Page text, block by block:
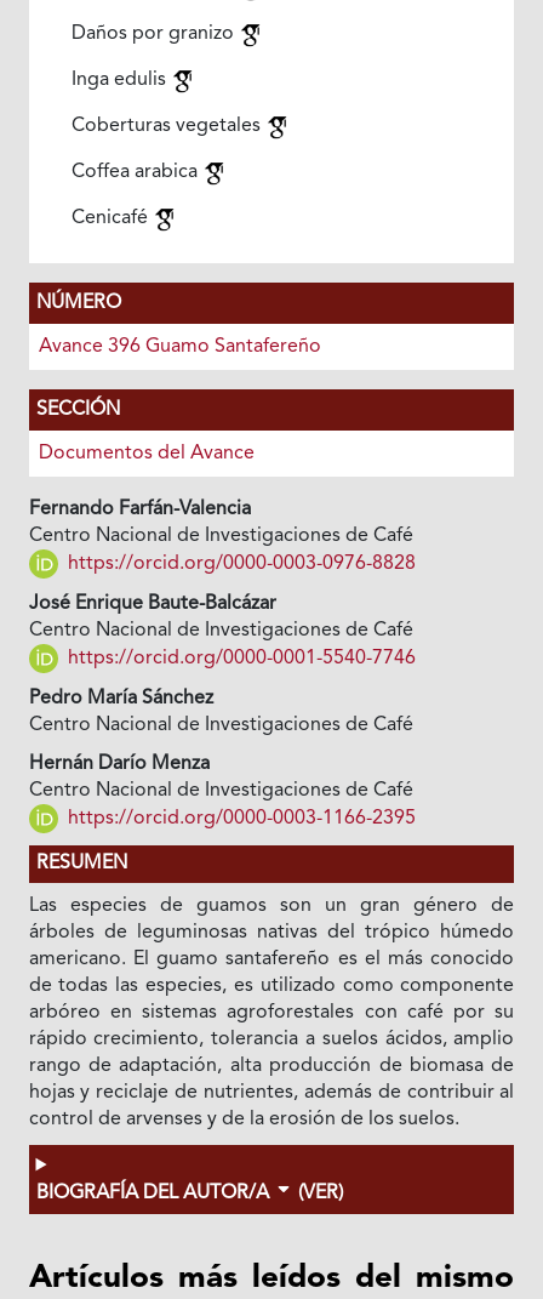
Daños por granizo
Inga edulis
Coberturas vegetales
Coffea arabica
Cenicafé
NÚMERO
Avance 396 Guamo Santafereño
SECCIÓN
Documentos del Avance
Fernando Farfán-Valencia
Centro Nacional de Investigaciones de Café
https://orcid.org/0000-0003-0976-8828
José Enrique Baute-Balcázar
Centro Nacional de Investigaciones de Café
https://orcid.org/0000-0001-5540-7746
Pedro María Sánchez
Centro Nacional de Investigaciones de Café
Hernán Darío Menza
Centro Nacional de Investigaciones de Café
https://orcid.org/0000-0003-1166-2395
RESUMEN
Las especies de guamos son un gran género de
árboles de leguminosas nativas del trópico húmedo
americano. El guamo santafereño es el más conocido
de todas las especies, es utilizado como componente
arbóreo en sistemas agroforestales con café por su
rápido crecimiento, tolerancia a suelos ácidos, amplio
rango de adaptación, alta producción de biomasa de
hojas y reciclaje de nutrientes, además de contribuir al
control de arvenses y de la erosión de los suelos.
BIOGRAFÍA DEL AUTOR/A (VER)
Artículos más leídos del mismo